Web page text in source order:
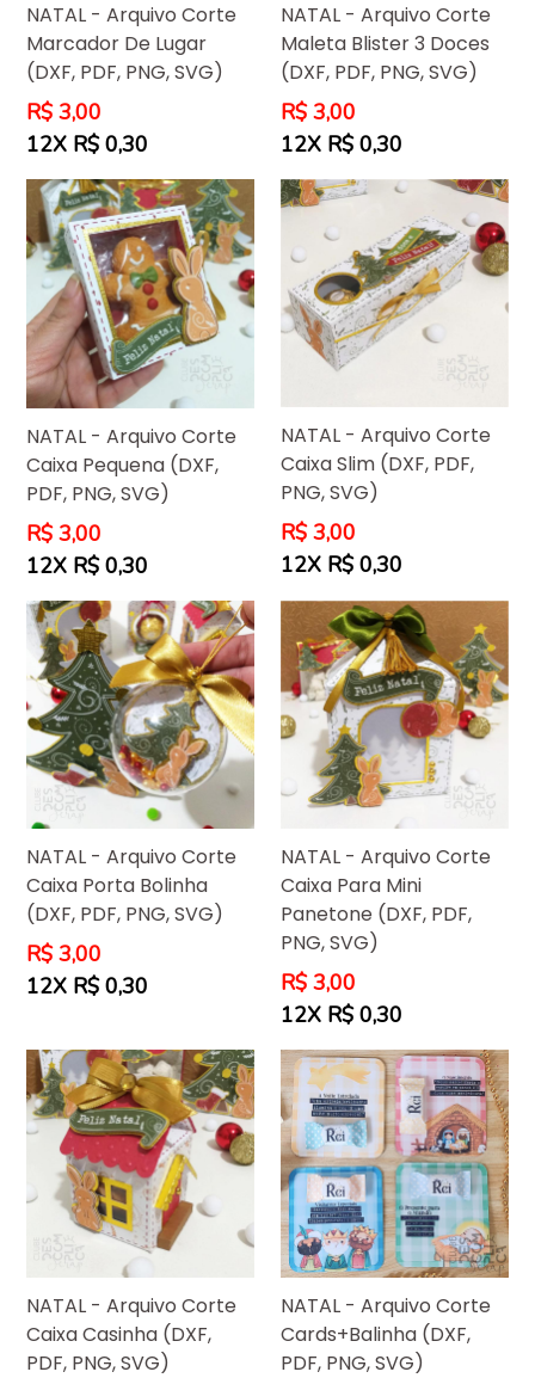
NATAL - Arquivo Corte
Marcador De Lugar
(DXF, PDF, PNG, SVG)
Preço
normal
R$ 3,00
12X R$ 0,30
NATAL - Arquivo Corte
Maleta Blister 3 Doces
(DXF, PDF, PNG, SVG)
Preço
normal
R$ 3,00
12X R$ 0,30
NATAL - Arquivo Corte
Caixa Pequena (DXF,
PDF, PNG, SVG)
Preço
normal
R$ 3,00
12X R$ 0,30
NATAL - Arquivo Corte
Caixa Slim (DXF, PDF,
PNG, SVG)
Preço
normal
R$ 3,00
12X R$ 0,30
NATAL - Arquivo Corte
Caixa Porta Bolinha
(DXF, PDF, PNG, SVG)
Preço
normal
R$ 3,00
12X R$ 0,30
NATAL - Arquivo Corte
Caixa Para Mini
Panetone (DXF, PDF,
PNG, SVG)
Preço
normal
R$ 3,00
12X R$ 0,30
NATAL - Arquivo Corte
Caixa Casinha (DXF,
PDF, PNG, SVG)
NATAL - Arquivo Corte
Cards+Balinha (DXF,
PDF, PNG, SVG)